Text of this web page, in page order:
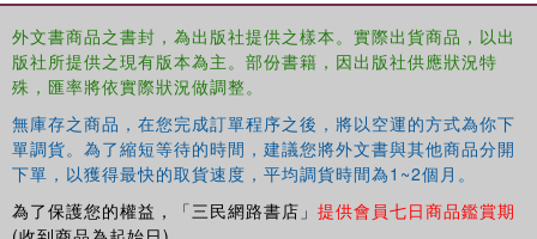
practice.
Filling an important gap in educational research, the book
will be of great interest to researchers, academics, and
students of foreign language education, critical pedagogy,
and applied linguistics. It will also be useful reading for
teacher trainers and educators of foreign language
education.
外文書商品之書封，為出版社提供之樣本。實際出貨商品，以出
版社所提供之現有版本為主。部份書籍，因出版社供應狀況特
殊，匯率將依實際狀況做調整。
無庫存之商品，在您完成訂單程序之後，將以空運的方式為你下
單調貨。為了縮短等待的時間，建議您將外文書與其他商品分開
下單，以獲得最快的取貨速度，平均調貨時間為1~2個月。
為了保護您的權益，「三民網路書店」 提供會員七日商品鑑賞期